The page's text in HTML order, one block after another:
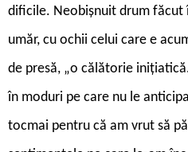
dificile. Neobișnuit drum făcut
umăr, cu ochii celui care e
de presă, „o călătorie
în moduri pe care nu le
tocmai pentru că am vrut să